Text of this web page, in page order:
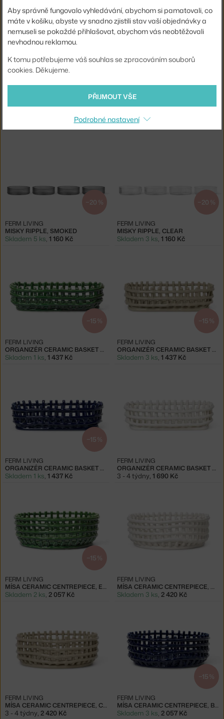
−20 %
FERM LIVING
−20 %
FERM LIVING
Skladem 2 ks
−20 %
MISKY RIPPLE, SMOKED
FERM LIVING
Skladem 5 ks, 1 160 Kč
−20 %
MISKY RIPPLE, CLEAR
FERM LIVING
Skladem 3 ks, 1 160 Kč
−15 %
ORGANIZÉR CERAMIC BASKET OVAL, EMERALD GREEN
FERM LIVING
Skladem 1 ks, 1 437 Kč
−15 %
ORGANIZÉR CERAMIC BASKET OVAL, CASHMERE
FERM LIVING
Skladem 3 ks, 1 437 Kč
−15 %
ORGANIZÉR CERAMIC BASKET OVAL, BLUE
FERM LIVING
Skladem 1 ks, 1 437 Kč
ORGANIZÉR CERAMIC BASKET OVAL, OFF-WHITE
FERM LIVING
3 - 4 týdny, 1 690 Kč
−15 %
MÍSA CERAMIC CENTREPIECE, EMERALD GREEN
FERM LIVING
Skladem 2 ks 2 057 Kč
MÍSA CERAMIC CENTREPIECE, OFF-WHITE
FERM LIVING
Skladem 3 ks 2 420 Kč
MÍSA CERAMIC CENTREPIECE, CASHMERE
FERM LIVING
3 - 4 týdny 2 420 Kč
−15 %
MÍSA CERAMIC CENTREPIECE, BLUE
FERM LIVING
Skladem 3 ks 2 057 Kč
Aby správně fungovalo vyhledávání, abychom si pamatovali, co
máte v košíku, abyste vy snadno zjistili stav vaší objednávky a
nemuseli se pokaždé přihlašovat, abychom vás neobtěžovali
nevhodnou reklamou.
K tomu potřebujeme váš souhlas se zpracováním souborů
cookies. Děkujeme.
PŘIJMOUT VŠE
Podrobné nastavení